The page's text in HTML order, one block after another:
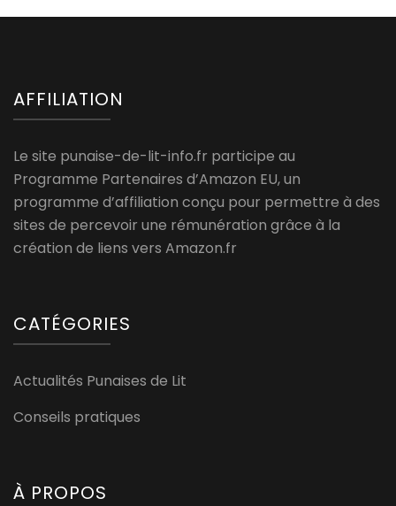
AFFILIATION
Le site punaise-de-lit-info.fr participe au
Programme Partenaires d’Amazon EU, un
programme d’affiliation conçu pour permettre à des
sites de percevoir une rémunération grâce à la
création de liens vers Amazon.fr
CATÉGORIES
Actualités Punaises de Lit
Conseils pratiques
À PROPOS